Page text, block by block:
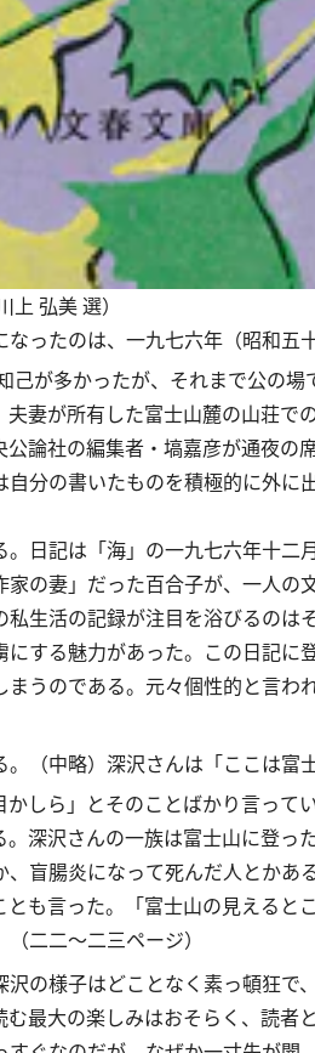
弘美 選）
ったのは、一九七六年（昭和五
己が多かったが、それまで公の
妻が所有した富士山麓の山荘で
論社の編集者・塙嘉彦が通夜の
分の書いたものを積極的に外
日記は「海」の一九七六年十二
の妻」だった百合子が、一人の
私生活の記録が注目を浴びるの
する魅力があった。この日記に
うのである。元々個性的と言わ
（中略）深沢さんは「ここは富
しら」とそのことばかり言って
深沢さんの一族は富士山に登っ
盲腸炎になって死んだ人とかあ
も言った。「富士山の見えると
二二～二三ページ）
沢の様子はどことなく素っ頓狂
最大の楽しみはおそらく、読者